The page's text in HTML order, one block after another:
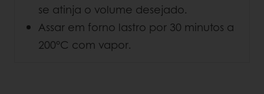
se atinja o volume desejado.
Assar em forno lastro por 30 minutos a
200°C com vapor.